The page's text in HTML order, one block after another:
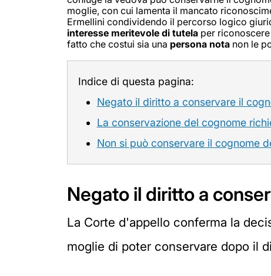
moglie, con cui lamenta il mancato
Ermellini condividendo il percorso logico
interesse meritevole di tutela per
fatto che costui sia una persona nota non le
Indice di questa pagina:
Negato il diritto a conservare il
La conservazione del cognome
Non si può conservare il cognome
Negato il diritto a
La Corte d'appello conferma la
moglie di poter conservare dopo il